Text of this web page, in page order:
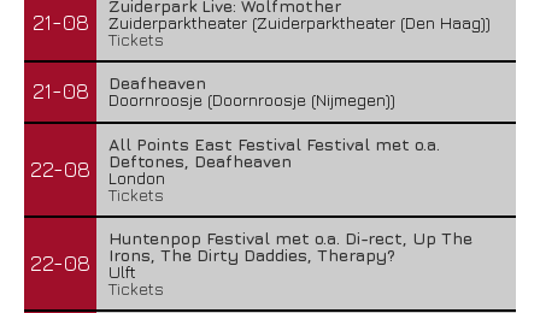
21-08
Zuiderpark Live: Wolfmother
Zuiderparktheater (Zuiderparktheater (Den Haag))
Tickets
21-08
Deafheaven
Doornroosje (Doornroosje (Nijmegen))
22-08
All Points East Festival Festival met o.a.
Deftones, Deafheaven
London
Tickets
22-08
Huntenpop Festival met o.a. Di-rect, Up The
Irons, The Dirty Daddies, Therapy?
Ulft
Tickets